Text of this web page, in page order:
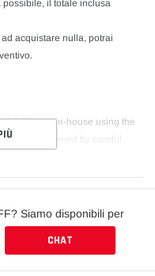
possibile, il totale inclusa
acquistare nulla, potrai
designed in-house using the
followed by careful
the most extreme conditions.
worldwide rely on Skunk2
Siamo disponibili per
CHAT